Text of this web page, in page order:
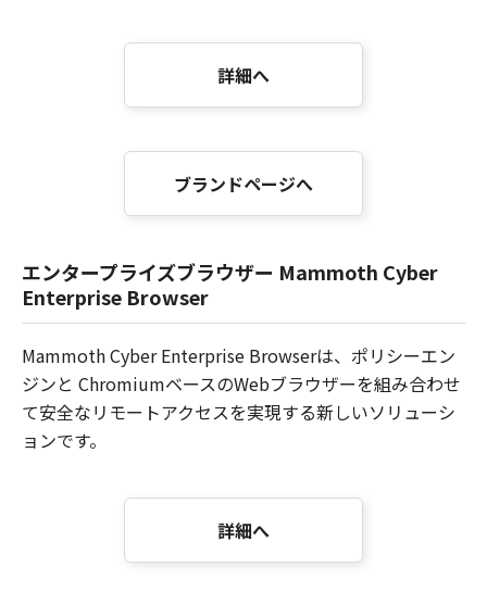
詳細へ
ブランドページへ
エンタープライズブラウザー Mammoth Cyber
Enterprise Browser
Mammoth Cyber Enterprise Browserは、ポリシーエン
ジンと ChromiumベースのWebブラウザーを組み合わせ
て安全なリモートアクセスを実現する新しいソリューシ
ョンです。
詳細へ